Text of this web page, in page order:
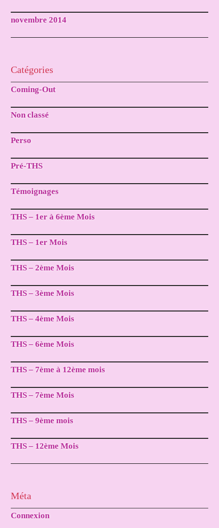
novembre 2014
Catégories
Coming-Out
Non classé
Perso
Pré-THS
Témoignages
THS – 1er à 6ème Mois
THS – 1er Mois
THS – 2ème Mois
THS – 3ème Mois
THS – 4ème Mois
THS – 6ème Mois
THS – 7ème à 12ème mois
THS – 7ème Mois
THS – 9ème mois
THS – 12ème Mois
Méta
Connexion